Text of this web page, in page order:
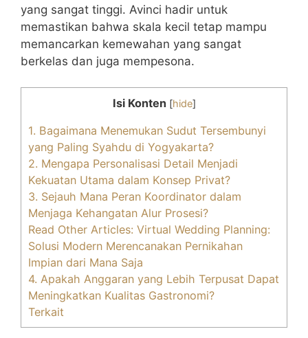
yang sangat tinggi. Avinci hadir untuk
memastikan bahwa skala kecil tetap mampu
memancarkan kemewahan yang sangat
berkelas dan juga mempesona.
Isi Konten [hide]
1. Bagaimana Menemukan Sudut Tersembunyi
yang Paling Syahdu di Yogyakarta?
2. Mengapa Personalisasi Detail Menjadi
Kekuatan Utama dalam Konsep Privat?
3. Sejauh Mana Peran Koordinator dalam
Menjaga Kehangatan Alur Prosesi?
Read Other Articles: Virtual Wedding Planning:
Solusi Modern Merencanakan Pernikahan
Impian dari Mana Saja
4. Apakah Anggaran yang Lebih Terpusat Dapat
Meningkatkan Kualitas Gastronomi?
Terkait